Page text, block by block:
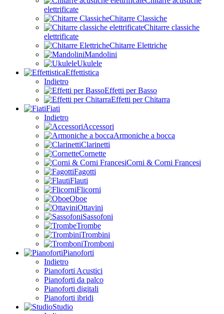
elettrificate
Chitarre Classiche
Chitarre classiche
elettrificate
Chitarre Elettriche
Mandolini
Ukulele
Effettistica
Indietro
Effetti per Basso
Effetti per Chitarra
Fiati
Indietro
Accessori
Armoniche a bocca
Clarinetti
Cornette
Corni & Corni Francesi
Fagotti
Flauti
Flicorni
Oboe
Ottavini
Sassofoni
Trombe
Trombini
Tromboni
Pianoforti
Indietro
Pianoforti Acustici
Pianoforti da palco
Pianoforti digitali
Pianoforti ibridi
Studio